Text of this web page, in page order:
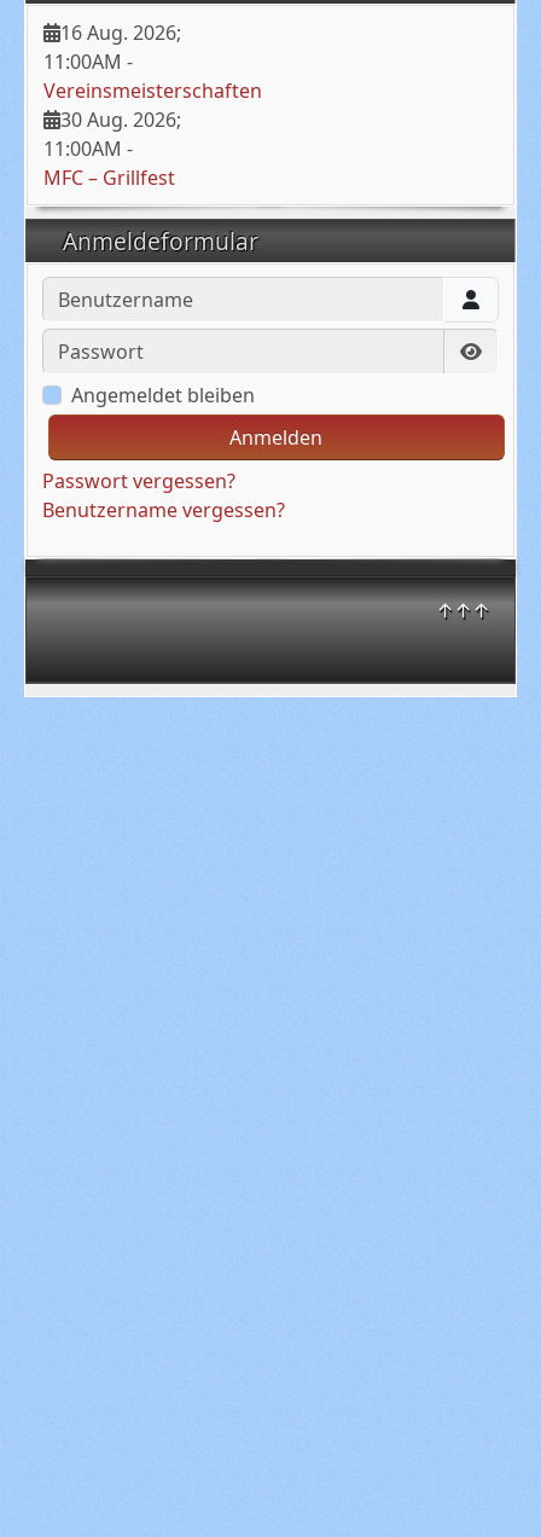
↑↑↑
16 Aug. 2026;
11:00AM -
Vereinsmeisterschaften
30 Aug. 2026;
11:00AM -
MFC – Grillfest
Anmeldeformular
Benutzername
Passwort
Angemeldet bleiben
Anmelden
Passwort vergessen?
Benutzername vergessen?